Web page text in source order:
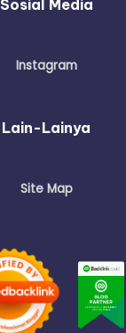
Sosial Media
Instagram
Lain-Lainya
Site Map